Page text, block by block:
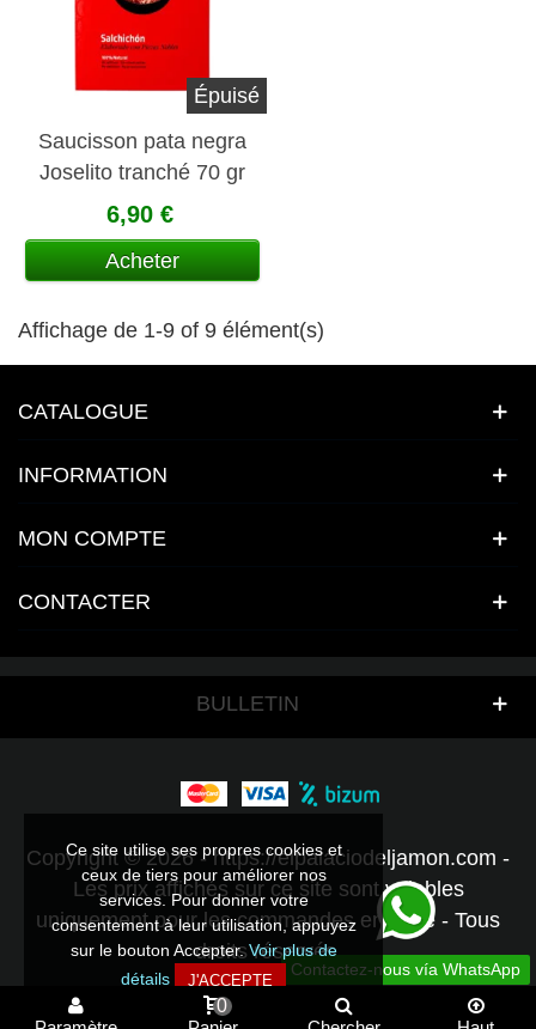
Épuisé
Saucisson pata negra
Joselito tranché 70 gr
6,90 €
Acheter
Affichage de 1-9 of 9 élément(s)
CATALOGUE
INFORMATION
MON COMPTE
CONTACTER
Ce site utilise ses propres cookies et
ceux de tiers pour améliorer nos
services. Pour donner votre
consentement à leur utilisation, appuyez
sur le bouton Accepter. Voir plus de
détails
J'ACCEPTE
Contactez-nous vía WhatsApp
BULLETIN
Copyright © 2026 - https://elpalaciodeljamon.com -
Les prix affichés sur ce site sont valables
uniquement pour les commandes en ligne - Tous
droits réservés.
0